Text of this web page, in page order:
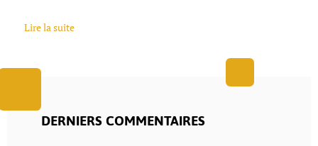
Lire la suite
DERNIERS COMMENTAIRES